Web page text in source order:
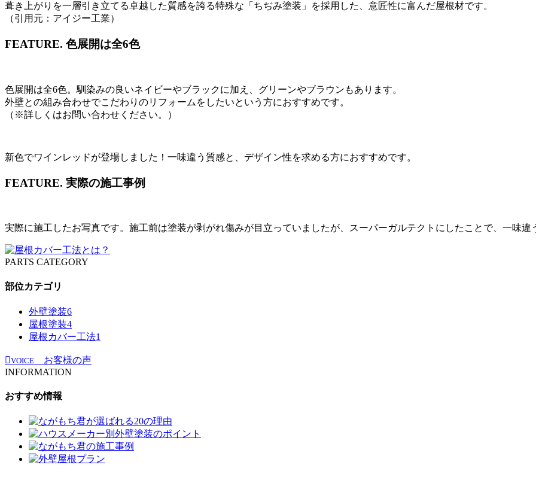
葺き上がりを一層引き立てる卓越した質感を誇る特殊な「ちぢみ塗装」を採用した、意匠性に富んだ屋根材です。
（引用元：アイジー工業）
FEATURE. 色展開は全6色
色展開は全6色。馴染みの良いネイビーやブラックに加え、グリーンやブラウンもあります。
外壁との組み合わせでこだわりのリフォームをしたいという方におすすめです。
（※詳しくはお問い合わせください。）
新色でワインレッドが登場しました！一味違う質感と、デザイン性を求める方におすすめです。
FEATURE. 実際の施工事例
実際に施工したお写真です。施工前は塗装が剥がれ傷みが目立っていましたが、スーパーガルテクトにしたことで、一味違
PARTS CATEGORY
部位カテゴリ
外壁塗装6
屋根塗装4
屋根カバー工法1
VOICE
お客様の声
INFORMATION
おすすめ情報